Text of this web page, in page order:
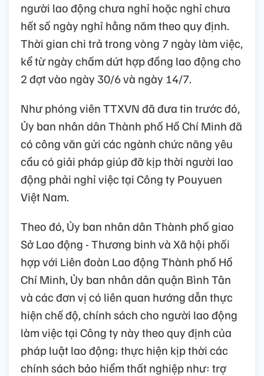
người lao động chưa nghỉ hoặc nghỉ chưa
hết số ngày nghỉ hằng năm theo quy định.
Thời gian chi trả trong vòng 7 ngày làm việc,
kể từ ngày chấm dứt hợp đồng lao động cho
2 đợt vào ngày 30/6 và ngày 14/7.
Như phóng viên TTXVN đã đưa tin trước đó,
Ủy ban nhân dân Thành phố Hồ Chí Minh đã
có công văn gửi các ngành chức năng yêu
cầu có giải pháp giúp đỡ kịp thời người lao
động phải nghỉ việc tại Công ty Pouyuen
Việt Nam.
Theo đó, Ủy ban nhân dân Thành phố giao
Sở Lao động - Thương binh và Xã hội phối
hợp với Liên đoàn Lao động Thành phố Hồ
Chí Minh, Ủy ban nhân dân quận Bình Tân
và các đơn vị có liên quan hướng dẫn thực
hiện chế độ, chính sách cho người lao động
làm việc tại Công ty này theo quy định của
pháp luật lao động; thực hiện kịp thời các
chính sách bảo hiểm thất nghiệp như: trợ